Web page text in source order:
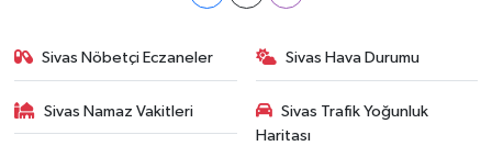
Sivas Nöbetçi Eczaneler Sivas Hava Durumu
Sivas Namaz Vakitleri
Sivas Trafik Yoğunluk
Haritası